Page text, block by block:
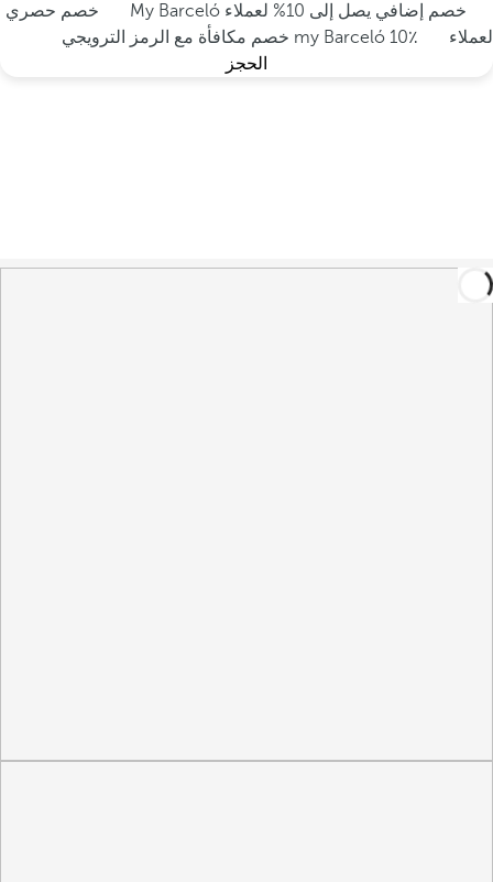
خصم إضافي يصل إلى 10% لعملاء My Barceló
خصم حصري
لعملاء my Barceló
10٪ خصم مكافأة مع الرمز الترويجي
الحجز